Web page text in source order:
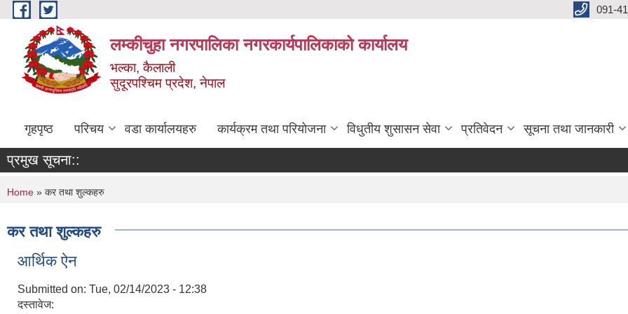
Skip to main content 091-
लम्कीचुहा नगरपालिका नगरकार्यपालिकाको कार्यालय
भल्का, कैलाली
सुदूरपश्चिम प्रदेश, नेपाल
गृहपृष्ठ परिचय वडा कार्यालयहरु कार्यक्रम तथा परियोजना विधुतीय शुसासन सेवा प्रतिवेदन सूचना तथा जानकारी
प्रमुख सूचना::
You are here
Home » कर तथा शुल्कहरु
कर तथा शुल्कहरु
आर्थिक ऐन
Submitted on: Tue, 02/14/2023 - 12:38
दस्तावेज: